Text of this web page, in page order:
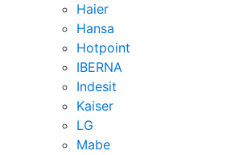
Haier
Hansa
Hotpoint
IBERNA
Indesit
Kaiser
LG
Mabe